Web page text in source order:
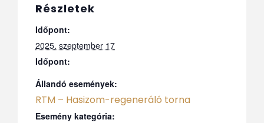
Részletek
Időpont:
2025. szeptember 17
Időpont:
Állandó események:
RTM – Hasizom-regeneráló torna
Esemény kategória: